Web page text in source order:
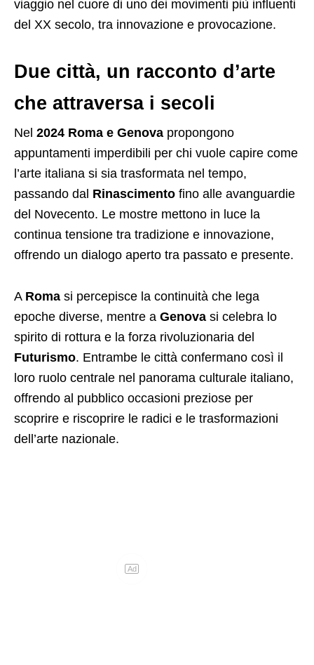
viaggio nel cuore di uno dei movimenti più influenti
del XX secolo, tra innovazione e provocazione.
Due città, un racconto d’arte
che attraversa i secoli
Nel 2024 Roma e Genova propongono
appuntamenti imperdibili per chi vuole capire come
l’arte italiana si sia trasformata nel tempo,
passando dal Rinascimento fino alle avanguardie
del Novecento. Le mostre mettono in luce la
continua tensione tra tradizione e innovazione,
offrendo un dialogo aperto tra passato e presente.
A Roma si percepisce la continuità che lega
epoche diverse, mentre a Genova si celebra lo
spirito di rottura e la forza rivoluzionaria del
Futurismo. Entrambe le città confermano così il
loro ruolo centrale nel panorama culturale italiano,
offrendo al pubblico occasioni preziose per
scoprire e riscoprire le radici e le trasformazioni
dell’arte nazionale.
Ad